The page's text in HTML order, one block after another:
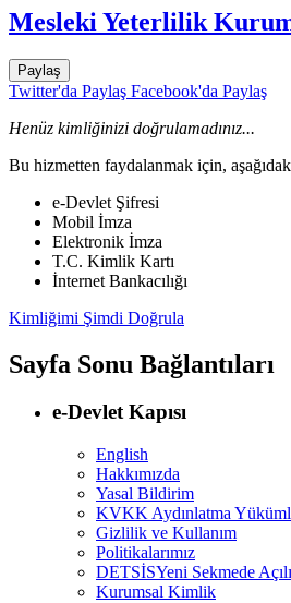
Mesleki Yeterlilik
Paylaş
Twitter'da Paylaş Facebook'da Paylaş
Henüz kimliğinizi doğrulamadınız...
Bu hizmetten faydalanmak için,
e-Devlet Şifresi
Mobil İmza
Elektronik İmza
T.C. Kimlik Kartı
İnternet Bankacılığı
Kimliğimi Şimdi Doğrula
Sayfa Sonu Bağlantıları
e-Devlet Kapısı
English
Hakkımızda
Yasal Bildirim
KVKK Aydınlatma
Gizlilik ve Kullanım
Politikalarımız
DETSİSYeni Sekmede
Kurumsal Kimlik